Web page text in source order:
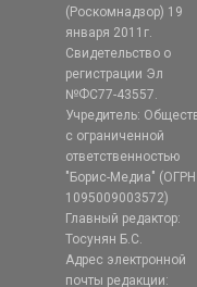
(Роскомнадзор) 19
января 2011г.
Свидетельство о
регистрации Эл
№ФС77-43557.
Учредитель:
с ограниченной
ответственностью
"Борис-Медиа" (ОГРН
1095009003572)
Главный редактор:
Тосунян Б.С.
Адрес электронной
почты редакции: